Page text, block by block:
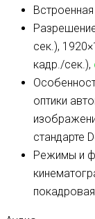
сек.),
кадр./сек.),
оптики
стандарте
Режимы и